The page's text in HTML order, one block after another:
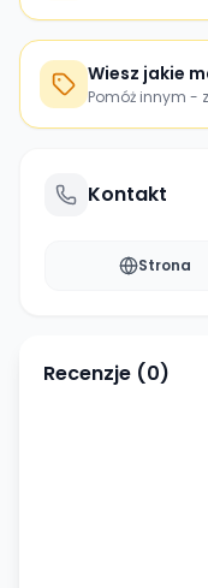
Wiesz jakie
Pomóż innym -
Kontakt
Strona
Recenzje (0)